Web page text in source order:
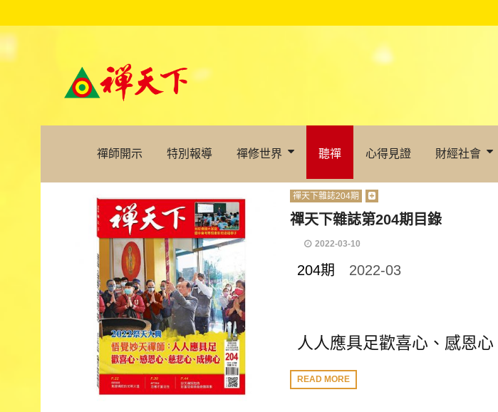
禪師開示 特別報導 禪修世界 聽禪 心得見證 財經社會
禪天下雜誌204期
禪天下雜誌第204期目錄
2022-03-10
204期 2022-03
人人應具足歡喜心、感恩
READ MORE